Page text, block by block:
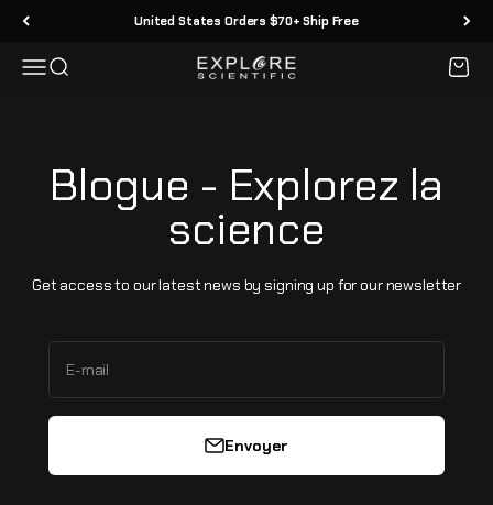
Passer au contenu United States Orders $70+ Ship Free
MenuRecherche Explore Scientific Panier
Blogue - Explorez la
science
Get access to our latest news by signing up for our newsletter
E-mail
Envoyer